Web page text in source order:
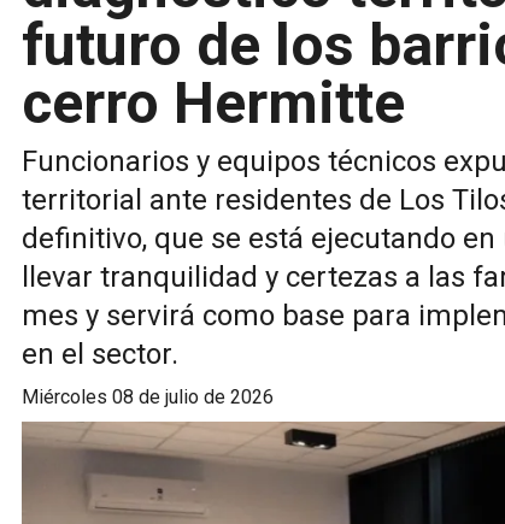
futuro de los
cerro Hermitte
Funcionarios y equipos técnicos
territorial ante residentes de Los
definitivo, que se está ejecutando
llevar tranquilidad y certezas a las
mes y servirá como base para
en el sector.
miércoles 08 de julio de 2026